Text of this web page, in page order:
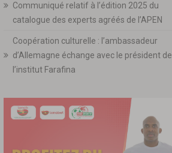
Communiqué relatif à l’édition 2025 du
catalogue des experts agréés de l’APEN
Coopération culturelle : l’ambassadeur
d’Allemagne échange avec le président de
l’institut Farafina